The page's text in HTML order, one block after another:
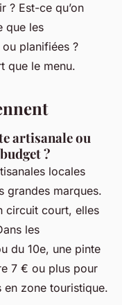
? Est-ce qu’on
que les
planifiées ?
que le menu.
artisanale ou
?
locales
grandes marques.
circuit court, elles
les
du 10e, une pinte
7 € ou plus pour
en zone touristique.